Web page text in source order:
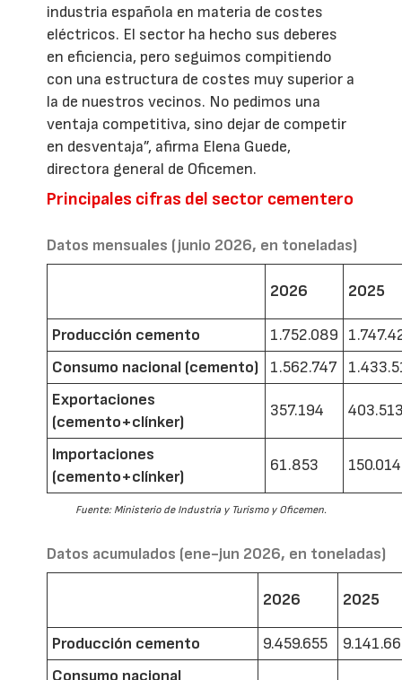
industria española en materia de costes
eléctricos. El sector ha hecho sus deberes
en eficiencia, pero seguimos compitiendo
con una estructura de costes muy superior a
la de nuestros vecinos. No pedimos una
ventaja competitiva, sino dejar de competir
en desventaja”, afirma Elena Guede,
directora general de Oficemen.
Principales cifras del sector cementero
Datos mensuales (junio 2026, en toneladas)
2026 2025
Producción cemento 1.752.089
Consumo nacional (cemento)
1.562.747
Exportaciones
(cemento+clínker)
357.194
Importaciones
(cemento+clínker)
61.853 150.014
Fuente: Ministerio de Industria y Turismo y Oficemen.
Datos acumulados (ene-jun 2026, en toneladas)
2026 2025
Producción cemento 9.459.655
Consumo nacional